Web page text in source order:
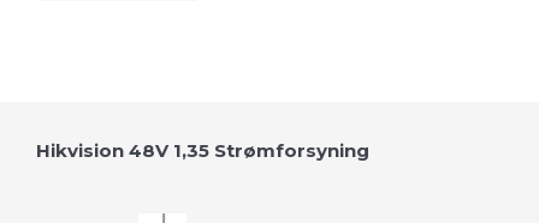
Hikvision 48V 1,35 Strømforsyning